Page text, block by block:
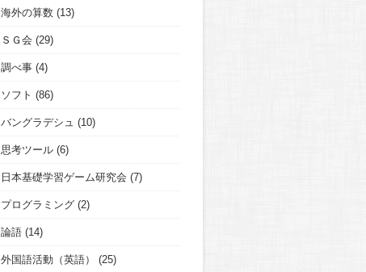
海外の算数 (13)
ＳＧ会 (29)
調べ事 (4)
ソフト (86)
バングラデシュ (10)
思考ツール (6)
日本基礎学習ゲーム研究会 (7)
プログラミング (2)
論語 (14)
外国語活動（英語） (25)